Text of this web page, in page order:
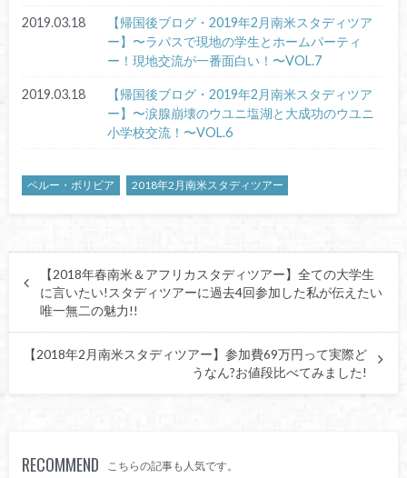
2019.03.18
【帰国後ブログ・2019年2月南米スタディツア
ー】〜ラパスで現地の学生とホームパーティ
ー！現地交流が一番面白い！〜VOL.7
2019.03.18
【帰国後ブログ・2019年2月南米スタディツア
ー】〜涙腺崩壊のウユニ塩湖と大成功のウユニ
小学校交流！〜VOL.6
ペルー・ボリビア 2018年2月南米スタディツアー
【2018年春南米＆アフリカスタディツアー】全ての大学生
に言いたい!スタディツアーに過去4回参加した私が伝えたい
唯一無二の魅力!!
【2018年2月南米スタディツアー】参加費69万円って実際ど
うなん?お値段比べてみました!
RECOMMEND こちらの記事も人気です。